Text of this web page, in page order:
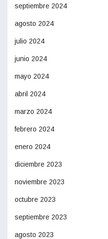
septiembre 2024
agosto 2024
julio 2024
junio 2024
mayo 2024
abril 2024
marzo 2024
febrero 2024
enero 2024
diciembre 2023
noviembre 2023
octubre 2023
septiembre 2023
agosto 2023